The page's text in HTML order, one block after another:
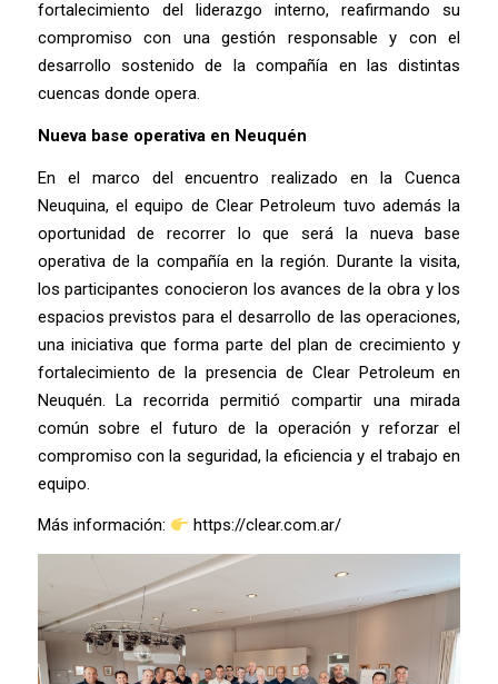
fortalecimiento del liderazgo interno, reafirmando su
compromiso con una gestión responsable y con el
desarrollo sostenido de la compañía en las distintas
cuencas donde opera.
Nueva base operativa en Neuquén
En el marco del encuentro realizado en la Cuenca
Neuquina, el equipo de Clear Petroleum tuvo además la
oportunidad de recorrer lo que será la nueva base
operativa de la compañía en la región. Durante la visita,
los participantes conocieron los avances de la obra y los
espacios previstos para el desarrollo de las operaciones,
una iniciativa que forma parte del plan de crecimiento y
fortalecimiento de la presencia de Clear Petroleum en
Neuquén. La recorrida permitió compartir una mirada
común sobre el futuro de la operación y reforzar el
compromiso con la seguridad, la eficiencia y el trabajo en
equipo.
Más información: https://clear.com.ar/